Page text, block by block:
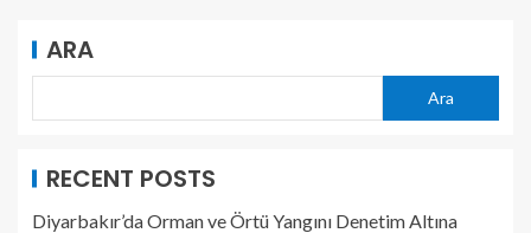
ARA
Ara
RECENT POSTS
Diyarbakır’da Orman ve Örtü Yangını Denetim Altına